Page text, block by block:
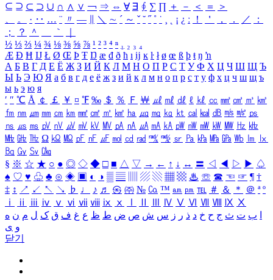
⊆ ⊇ ⊂ ⊃ ∪ ∩ ∧ ∨ ￢ ⇒ ⇔ ∀ ∃ ∮ ∑ ∏ ＋ － ＜ ＝
＞
、
。 · ‥ … ¨ 〃 ― ＼ ∼ ´ ～ ˇ ˘ ˝ ˚ ˙ ¸ ¡ ¿ ː ！ ＇ ， ． ／
：
；
？ ＾ ｀
½ ⅓ ⅔ ¼ ¾ ⅛ ⅜ ⅝ ⅞ ¹ ² ³ ⁴ ⁿ ₁ ₂ ₃ ₄
Æ Ð Ħ Ĳ Ł Ø Œ Þ Ŧ Ŋ æ đ ð ħ ı ĳ ĸ ŀ ł ø œ ß þ ŧ ŋ ŉ
А Б В Г Д Е Ё Ж З И Й К Л М Н О П Р С Т У Ф Х Ц Ч Ш Щ Ъ
Ы Ь Э Ю Я а б в г д е ё ж з и й к л м н о п р с т у ф х ц ч ш щ ъ
ы ь э ю я
′ ″ ℃ Å ￠ ￡ ￥ ¤ ℉ ‰ ＄ ％ Ｆ ￦ ㎕ ㎖ ㎗ ℓ ㎘ ㏄ ㎣ ㎤ ㎥ ㎦
㎙ ㎚ ㎛ ㎜ ㎝ ㎞ ㎟ ㎠ ㎡ ㎢ ㏊ ㎍ ㎎ ㎏ ㏏ ㎈ ㎉ ㏈ ㎧ ㎨ ㎰
㎱ ㎲ ㎳ ㎴ ㎵ ㎶ ㎷ ㎸ ㎹ ㎀ ㎁ ㎂ ㎃ ㎄ ㎺ ㎻ ㎽ ㎾ ㎿ ㎐ ㎑
㎒ ㎓ ㎔ Ω ㏀ ㏁ ㎊ ㎋ ㎌ ㏖ ㏅ ㎭ ㎮ ㎯ ㏛ ㎩ ㎪ ㎫ ㎬ ㏝ ㏐
㏓
㏃ ㏉ ㏜ ㏆
§ ※ ☆ ★ ○ ● ◎ ◇ ◆ □ ■ △ ▽ → ← ↑ ↓ ↔ 〓 ◁ ◀ ▷ ▶ ♤
♠ ♡ ♥ ♧ ♣ ⊙ ◈ ▣ ◐ ◑ ▒ ▤ ▨ ▧ ▦ ▩ ♨ ☏ ☎ ☜ ☞ ¶ †
‡ ↕ ↗ ↙ ↖ ↘ ♭ ♩ ♪ ♬ ㉿ ㈜ № ㏇ ™ ㏂ ㏘ ℡ ＃ ＆ ＊ ＠ ª º
ⅰ
ⅱ ⅲ ⅳ ⅴ ⅵ ⅶ ⅷ ⅸ ⅹ Ⅳ Ⅴ Ⅵ Ⅶ Ⅷ Ⅸ Ⅹ
ب ت ث ج ح خ د ذ ر ز س ش ص ض ط ظ ع غ ف ق ک ل م ن ه
و ی
닫기